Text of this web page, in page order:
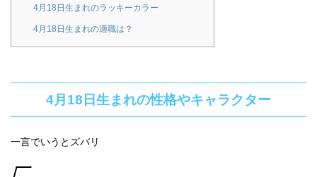
4月18日生まれのラッキーカラー
4月18日生まれの適職は？
4月18日生まれの性格やキャラクター
一言でいうとズバリ